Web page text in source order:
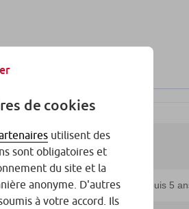
de cookies
utilisent des
sont obligatoires et
du site et la
anonyme. D'autres
à votre accord. Ils